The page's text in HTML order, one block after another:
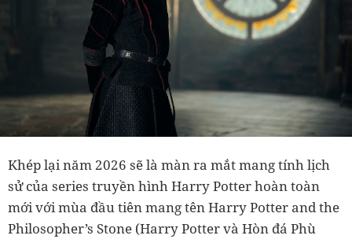
Khép lại năm 2026 sẽ là màn ra mắt mang tính lịch
sử của series truyền hình Harry Potter hoàn toàn
mới với mùa đầu tiên mang tên Harry Potter and the
Philosopher’s Stone (Harry Potter và Hòn đá Phù